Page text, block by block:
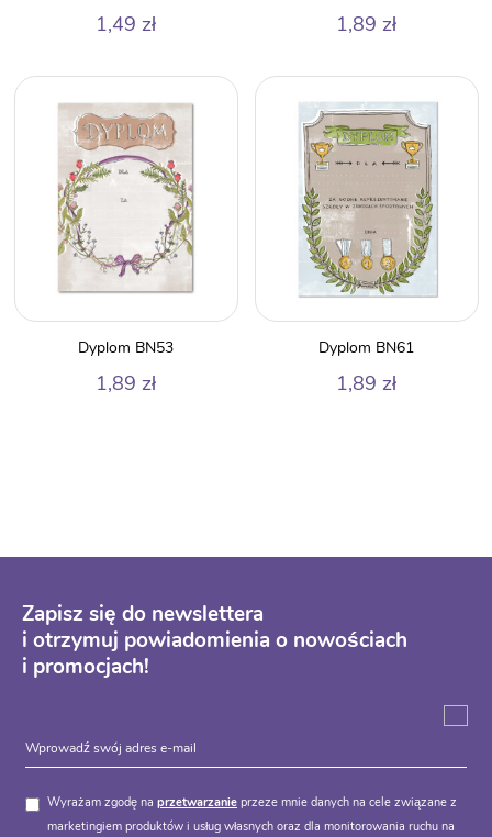
1,49 zł 1,89 zł
Dyplom BN53
1,89 zł
Dyplom BN61
1,89 zł
Zapisz się do newslettera
i otrzymuj powiadomienia o nowościach
i promocjach!
Wyrażam zgodę na przetwarzanie przeze mnie danych na cele związane z
marketingiem produktów i usług własnych oraz dla monitorowania ruchu na